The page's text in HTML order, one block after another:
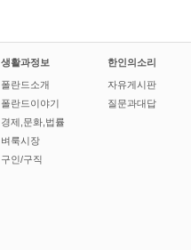
생활과정보
폴란드소개
폴란드이야기
경제,문화,법률
벼룩시장
구인/구직
한인의소리
자유게시판
질문과대답